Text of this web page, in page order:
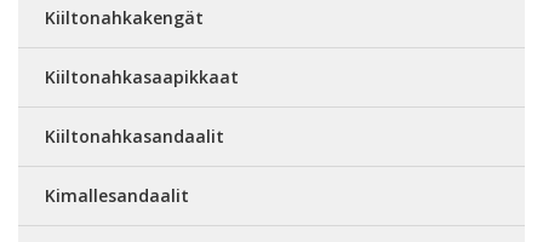
Kiiltonahkakengät
Kiiltonahkasaapikkaat
Kiiltonahkasandaalit
Kimallesandaalit